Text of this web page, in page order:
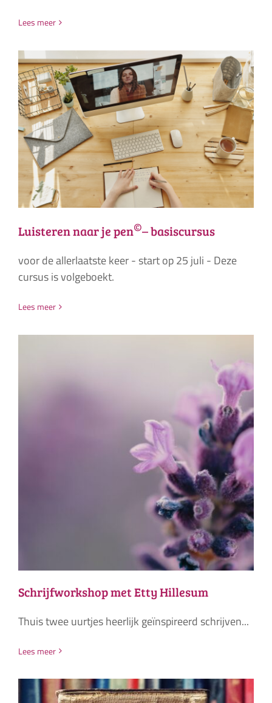
Lees meer
Luisteren naar je pen©– basiscursus
voor de allerlaatste keer - start op 25 juli - Deze
cursus is volgeboekt.
Lees meer
Schrijfworkshop met Etty Hillesum
Thuis twee uurtjes heerlijk geïnspireerd schrijven...
Lees meer